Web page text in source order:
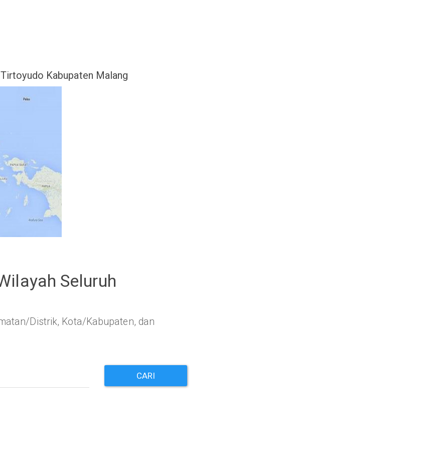
Kabupaten Malang
Seluruh
Distrik, Kota/Kabupaten, dan
CARI